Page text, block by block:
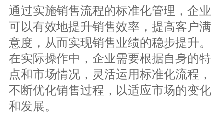
通过实施销售流程的标准化管理，企业
可以有效地提升销售效率，提高客户满
意度，从而实现销售业绩的稳步提升。
在实际操作中，企业需要根据自身的特
点和市场情况，灵活运用标准化流程，
不断优化销售过程，以适应市场的变化
和发展。